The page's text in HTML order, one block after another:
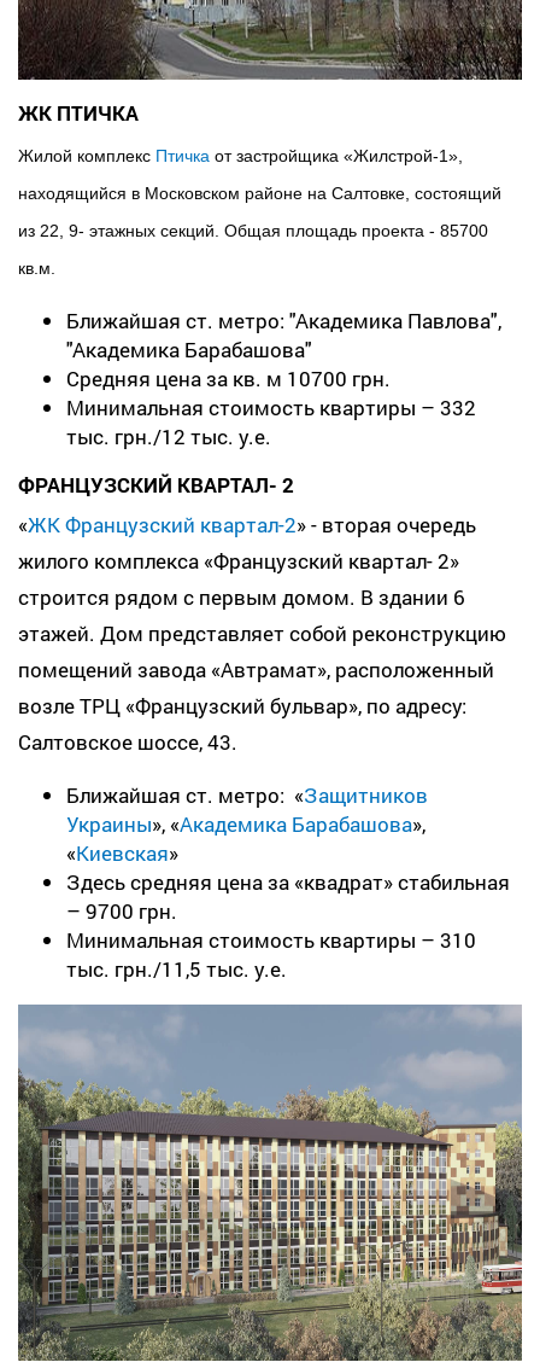
ЖК ПТИЧКА
Жилой комплекс Птичка от застройщика «Жилстрой-1»,
находящийся в Московском районе на Салтовке, состоящий
из 22, 9- этажных секций. Общая площадь проекта - 85700
кв.м.
Ближайшая ст. метро: "Академика Павлова",
"Академика Барабашова"
Средняя цена за кв. м 10700 грн.
Минимальная стоимость квартиры – 332
тыс. грн./12 тыс. у.е.
ФРАНЦУЗСКИЙ КВАРТАЛ- 2
«ЖК Французский квартал-2» - вторая очередь
жилого комплекса «Французский квартал- 2»
строится рядом с первым домом. В здании 6
этажей. Дом представляет собой реконструкцию
помещений завода «Автрамат», расположенный
возле ТРЦ «Французский бульвар», по адресу:
Салтовское шоссе, 43.
Ближайшая ст. метро: «Защитников
Украины», «Академика Барабашова»,
«Киевская»
Здесь средняя цена за «квадрат» стабильная
– 9700 грн.
Минимальная стоимость квартиры – 310
тыс. грн./11,5 тыс. у.е.